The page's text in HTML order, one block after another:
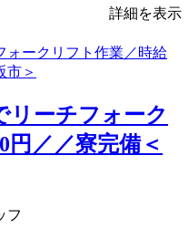
詳細を表示
リーチフォーク
円／／寮完備＜
フ